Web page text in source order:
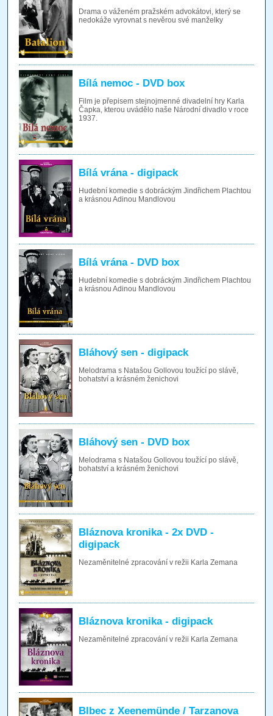
Drama o váženém pražském advokátovi, který se
nedokáže vyrovnat s nevěrou své manželky
Bílá nemoc - DVD box
Film je přepisem stejnojmenné divadelní hry Karla
Čapka, kterou uvádělo naše Národní divadlo v roce
1937.
Bílá vrána - digipack
Hudební komedie s dobráckým Jindřichem Plachtou
a krásnou Adinou Mandlovou
Bílá vrána - DVD box
Hudební komedie s dobráckým Jindřichem Plachtou
a krásnou Adinou Mandlovou
Bláhový sen - digipack
Melodrama s Natašou Gollovou toužící po slávě,
bohatství a krásném ženichovi
Bláhový sen - DVD box
Melodrama s Natašou Gollovou toužící po slávě,
bohatství a krásném ženichovi
Bláznova kronika - 2x DVD -
digipack
Nezaměnitelné zpracování v režii Karla Zemana
Bláznova kronika - digipack
Nezaměnitelné zpracování v režii Karla Zemana
Blbec z Xeenemünde / Tarzanova